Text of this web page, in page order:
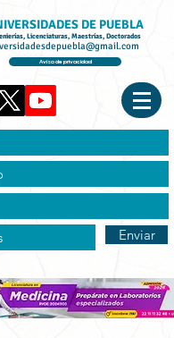
DE PUEBLA
Licenciaturas, Maestrías, Doctorados
Aviso de privacidad
Enviar